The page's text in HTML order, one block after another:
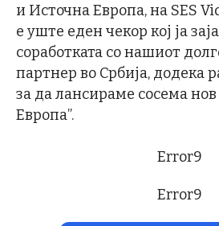
и Источна Европа, на SES
е уште еден чекор кој ја
соработката со нашиот
партнер во Србија, додека
за да лансираме сосема
Европа”.
Error9
Error9